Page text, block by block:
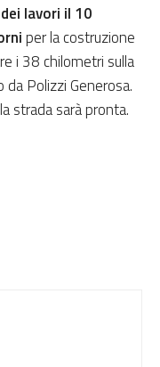
lavori il 10
per la costruzione
i 38 chilometri sulla
Polizzi Generosa.
strada sarà pronta.